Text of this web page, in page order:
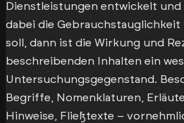
Dienstleistungen entwickelt
dabei die
soll, dann ist die Wirkung und
beschreibenden Inhalten ein
Untersuchungsgegenstand.
Begriffe, Nomenklaturen,
Hinweise, Fließtexte –